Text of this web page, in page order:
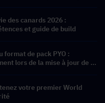
des canards 2026 :
et guide de build
format de pack PYO :
lors de la mise à jour de la
votre premier World